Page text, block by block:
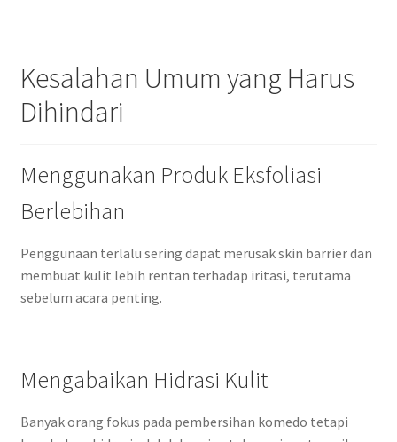
Kesalahan Umum yang Harus
Dihindari
Menggunakan Produk Eksfoliasi
Berlebihan
Penggunaan terlalu sering dapat merusak skin barrier dan
membuat kulit lebih rentan terhadap iritasi, terutama
sebelum acara penting.
Mengabaikan Hidrasi Kulit
Banyak orang fokus pada pembersihan komedo tetapi